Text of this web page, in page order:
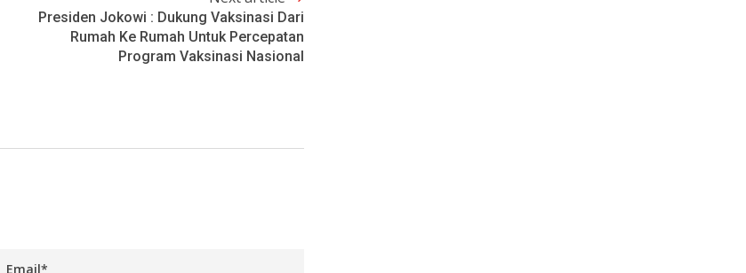
Presiden Jokowi : Dukung Vaksinasi Dari
Rumah Ke Rumah Untuk Percepatan
Program Vaksinasi Nasional